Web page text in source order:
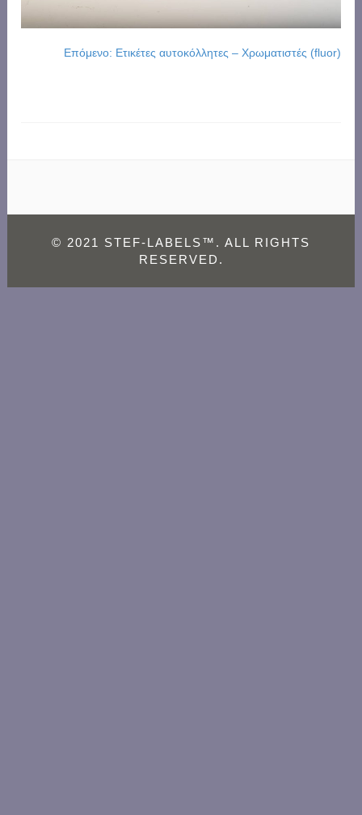
Επόμενο: Ετικέτες αυτοκόλλητες – Χρωματιστές (fluor)
© 2021 STEF-LABELS™. ALL RIGHTS
RESERVED.